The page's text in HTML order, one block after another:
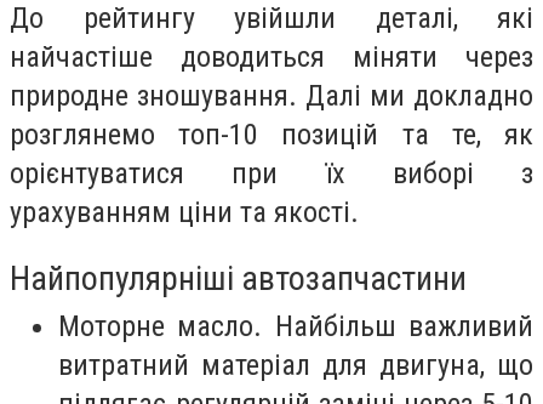
До рейтингу увійшли деталі, які
найчастіше доводиться міняти через
природне зношування. Далі ми докладно
розглянемо топ-10 позицій та те, як
орієнтуватися при їх виборі з
урахуванням ціни та якості.
Найпопулярніші автозапчастини
Моторне масло. Найбільш важливий
витратний матеріал для двигуна, що